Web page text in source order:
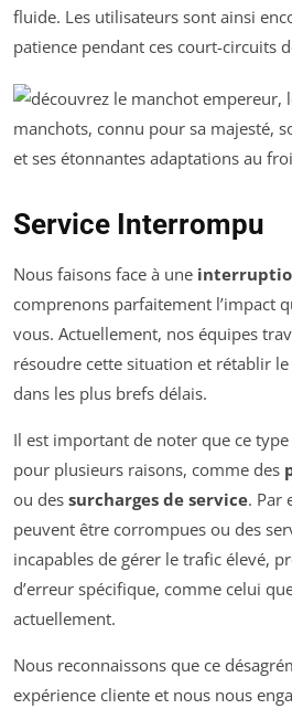
fluide. Les utilisateurs sont ainsi
patience pendant ces court-circuits
Service Interrompu
Nous faisons face à une
comprenons parfaitement l’impact
vous. Actuellement, nos équipes
résoudre cette situation et rétablir
dans les plus brefs délais.
Il est important de noter que ce
pour plusieurs raisons, comme des
ou des surcharges de service. Par
peuvent être corrompues ou des
incapables de gérer le trafic élevé,
d’erreur spécifique, comme celui
actuellement.
Nous reconnaissons que ce
expérience cliente et nous nous